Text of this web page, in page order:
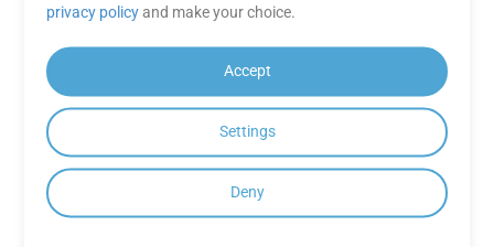
حدود تحويل مرنة بناءً على خطة الاشتراك الخاصة بك. اتصل بدعم
GroupDocs للحصول على مزيد من المعلومات حول حدود
التحويل.
هل تدعم واجهة برمجة التطبيقات التكامل
مع موفري التخزين السحابي مثل AWS S3
أو Azure Blob أو Google Drive؟
privacy policyand make your choice.
Accept
Settings
Deny